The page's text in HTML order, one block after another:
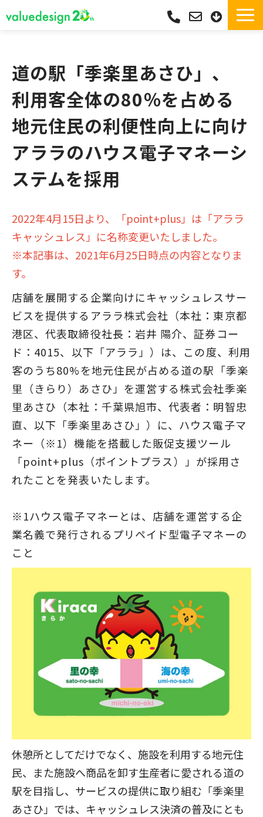
選ばれる理由
サポート
導入実績
導入フロー
活用シーン
よくあるご質問
道の駅「季楽里あさひ」、
利用客全体の80％を占める
地元住民の利便性向上に向け
アララのハウス電子マネーシ
ステムを採用
2022年4月15日より、「point+plus」は「アララ
キャッシュレス」に名称変更いたしました。
※本記事は、2021年6月25日時点の内容となりま
す。
店舗を展開する企業向けにキャッシュレスサー
ビスを提供するアララ株式会社（本社：東京都
港区、代表取締役社長：岩井 陽介、証券コー
ド：4015、以下「アララ」）は、この度、利用
客のうち80%を地元住民が占める道の駅「季楽
里（きらり）あさひ」を運営する株式会社季楽
里あさひ（本社：千葉県旭市、代表者：明智忠
直、以下「季楽里あさひ」）に、ハウス電子マ
ネー（※1）機能を搭載した販促支援ツール
「point+plus（ポイントプラス）」が採用さ
れたことを発表いたします。
※1ハウス電子マネーとは、店舗を運営する企
業名義で発行されるプリペイド型電子マネーの
こと
休憩所としてだけでなく、施設を利用する地元住
民、また施設へ商品を卸す生産者に愛される道の
駅を目指し、サービスの提供に取り組む「季楽里
あさひ」では、キャッシュレス決済の普及にとも